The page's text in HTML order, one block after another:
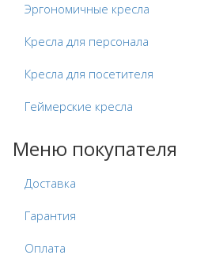
Эргономичные кресла
Кресла для персонала
Кресла для посетителя
Геймерские кресла
Меню покупателя
Доставка
Гарантия
Оплата